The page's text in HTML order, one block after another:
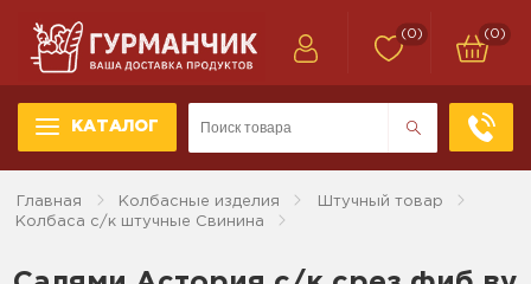
КАТАЛОГ
(0) (0)
Главная Колбасные изделия
Штучный товар
Колбаса с/к штучные Свинина